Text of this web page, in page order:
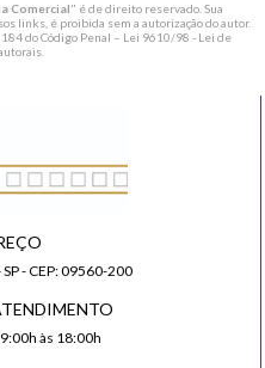
Comercial" é de direito reservado. Sua
links, é proibida sem a autorização do autor.
do Código Penal – Lei 9610/98 - Lei de
.
- CEP: 09560-200
às 18:00h